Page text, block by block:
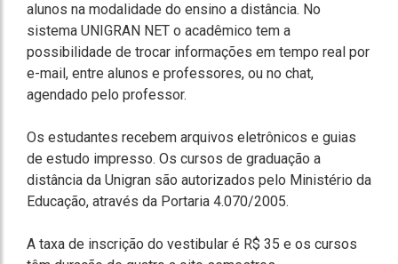
alunos na modalidade do ensino a distância. No
sistema UNIGRAN NET o acadêmico tem a
possibilidade de trocar informações em tempo real por
e-mail, entre alunos e professores, ou no chat,
agendado pelo professor.
Os estudantes recebem arquivos eletrônicos e guias
de estudo impresso. Os cursos de graduação a
distância da Unigran são autorizados pelo Ministério da
Educação, através da Portaria 4.070/2005.
A taxa de inscrição do vestibular é R$ 35 e os cursos